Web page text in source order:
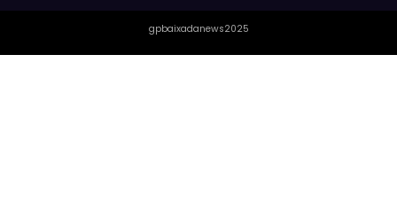
gpbaixadanews2025